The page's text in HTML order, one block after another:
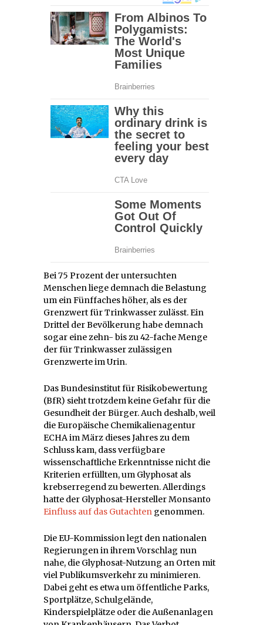
Bei 75 Prozent der untersuchten
Menschen liege demnach die Belastung
um ein Fünffaches höher, als es der
Grenzwert für Trinkwasser zulässt. Ein
Drittel der Bevölkerung habe demnach
sogar eine zehn- bis zu 42-fache Menge
der für Trinkwasser zulässigen
Grenzwerte im Urin.
Das Bundesinstitut für Risikobewertung
(BfR) sieht trotzdem keine Gefahr für die
Gesundheit der Bürger. Auch deshalb, weil
die Europäische Chemikalienagentur
ECHA im März dieses Jahres zu dem
Schluss kam, dass verfügbare
wissenschaftliche Erkenntnisse nicht die
Kriterien erfüllten, um Glyphosat als
krebserregend zu bewerten. Allerdings
hatte der Glyphosat-Hersteller Monsanto
Einfluss auf das Gutachten genommen.
Die EU-Kommission legt den nationalen
Regierungen in ihrem Vorschlag nun
nahe, die Glyphosat-Nutzung an Orten mit
viel Publikumsverkehr zu minimieren.
Dabei geht es etwa um öffentliche Parks,
Sportplätze, Schulgelände,
Kinderspielplätze oder die Außenanlagen